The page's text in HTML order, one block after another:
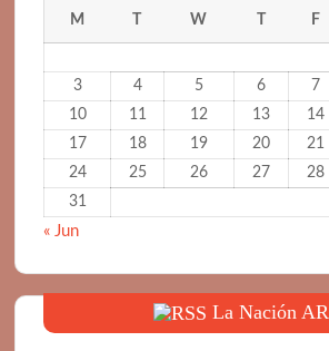
M W F
3
4 5 6 7
10
11 12 13 14
17
18 19 20 21
24
25 26 27 28
31
« Jun
La Nación